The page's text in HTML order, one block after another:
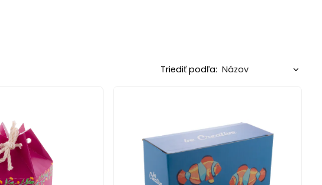
Triediť podľa: